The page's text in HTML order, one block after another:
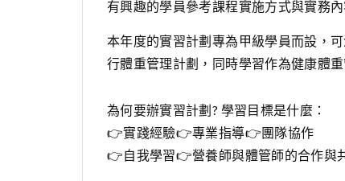
有興趣的學員參考課程實施方式與實務內
本年度的實習計劃專為甲級學員而設，
行體重管理計劃，同時學習作為健康體
為何要辦實習計劃? 學習目標是什麼：
👉實踐經驗👉專業指導👉團隊協作
👉自我學習👉營養師與體管師的合作與